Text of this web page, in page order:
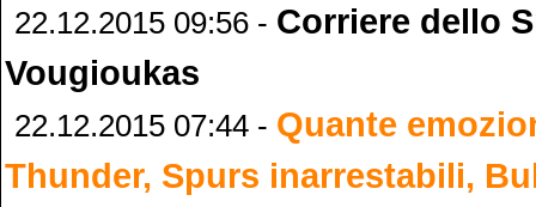
22.12.2015 09:56 - Corriere dello
Vougioukas
22.12.2015 07:44 - Quante
Thunder, Spurs inarrestabili,